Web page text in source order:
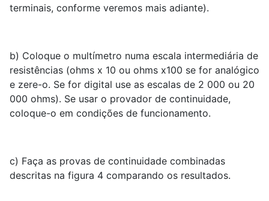
terminais, conforme veremos mais adiante).
b) Coloque o multímetro numa escala intermediária de
resistências (ohms x 10 ou ohms x100 se for analógico
e zere-o. Se for digital use as escalas de 2 000 ou 20
000 ohms). Se usar o provador de continuidade,
coloque-o em condições de funcionamento.
c) Faça as provas de continuidade combinadas
descritas na figura 4 comparando os resultados.